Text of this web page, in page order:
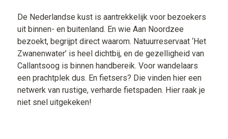
De Nederlandse kust is aantrekkelijk voor bezoekers
uit binnen- en buitenland. En wie Aan Noordzee
bezoekt, begrijpt direct waarom. Natuurreservaat ‘Het
Zwanenwater’ is heel dichtbij, en de gezelligheid van
Callantsoog is binnen handbereik. Voor wandelaars
een prachtplek dus. En fietsers? Die vinden hier een
netwerk van rustige, verharde fietspaden. Hier raak je
niet snel uitgekeken!